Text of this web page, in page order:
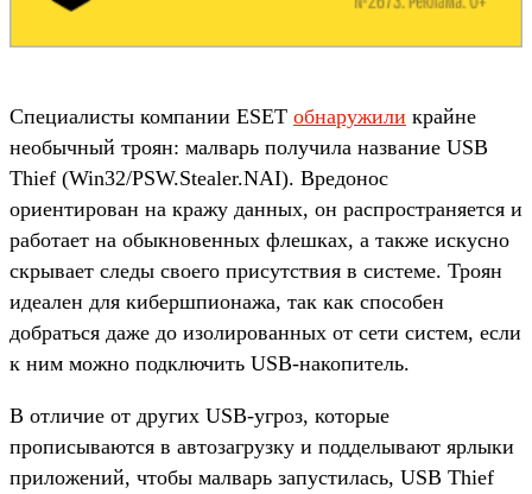
Специалисты компании ESET обнаружили крайне
необычный троян: малварь получила название USB
Thief (Win32/PSW.Stealer.NAI). Вредонос
ориентирован на кражу данных, он распространяется и
работает на обыкновенных флешках, а также искусно
скрывает следы своего присутствия в системе. Троян
идеален для кибершпионажа, так как способен
добраться даже до изолированных от сети систем, если
к ним можно подключить USB-накопитель.
В отличие от других USB-угроз, которые
прописываются в автозагрузку и подделывают ярлыки
приложений, чтобы малварь запустилась, USB Thief